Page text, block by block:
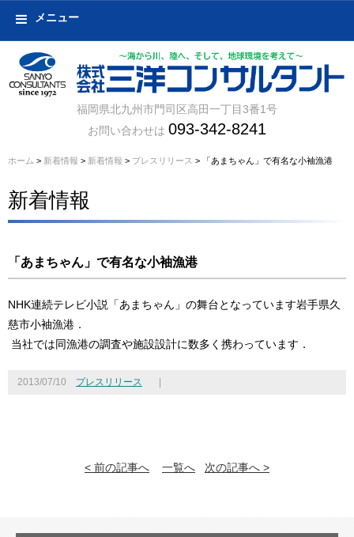
メニュー
福岡県北九州市門司区高田一丁目3番1号
お問い合わせは 093-342-8241
ホーム > 新着情報 > 新着情報 > プレスリリース > 「あまちゃん」で有名な小袖漁港
新着情報
「あまちゃん」で有名な小袖漁港
NHK連続テレビ小説「あまちゃん」の舞台となっています岩手県久
慈市小袖漁港．
当社では同漁港の調査や施設設計に数多く携わっています．
2013/07/10 プレスリリース |
< 前の記事へ 一覧へ 次の記事へ >